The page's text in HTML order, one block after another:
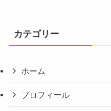
カテゴリー
ホーム
プロフィール